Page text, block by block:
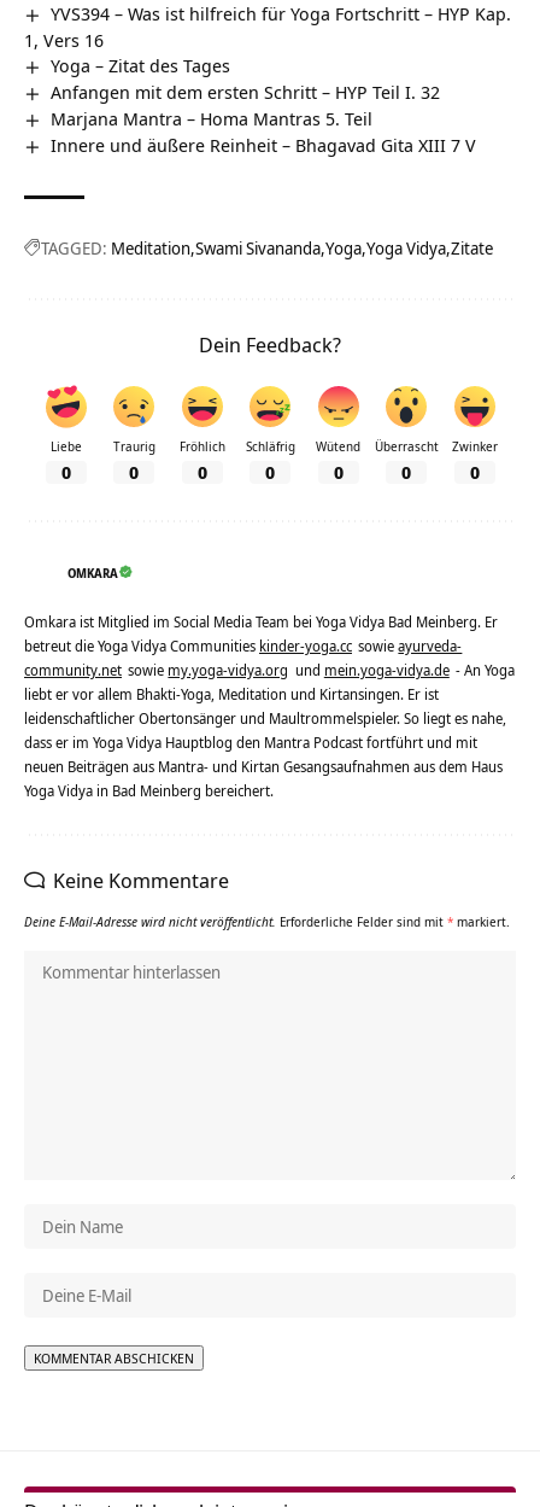
YVS394 – Was ist hilfreich für Yoga Fortschritt – HYP Kap.
1, Vers 16
Yoga – Zitat des Tages
Anfangen mit dem ersten Schritt – HYP Teil I. 32
Marjana Mantra – Homa Mantras 5. Teil
Innere und äußere Reinheit – Bhagavad Gita XIII 7 V
TAGGED: Meditation Swami Sivananda Yoga Yoga Vidya Zitate
Dein Feedback?
Liebe
0
Traurig
0
Fröhlich
0
Schläfrig
0
Wütend
0
Überrascht
0
Zwinker
0
OMKARA
Omkara ist Mitglied im Social Media Team bei Yoga Vidya Bad Meinberg. Er
betreut die Yoga Vidya Communities kinder-yoga.cc sowieayurveda-
community.net sowie my.yoga-vidya.org und mein.yoga-vidya.de - An Yoga
liebt er vor allem Bhakti-Yoga, Meditation und Kirtansingen. Er ist
leidenschaftlicher Obertonsänger und Maultrommelspieler. So liegt es nahe,
dass er im Yoga Vidya Hauptblog den Mantra Podcast fortführt und mit
neuen Beiträgen aus Mantra- und Kirtan Gesangsaufnahmen aus dem Haus
Yoga Vidya in Bad Meinberg bereichert.
Keine Kommentare
Deine E-Mail-Adresse wird nicht veröffentlicht. Erforderliche Felder sind mit * markiert.